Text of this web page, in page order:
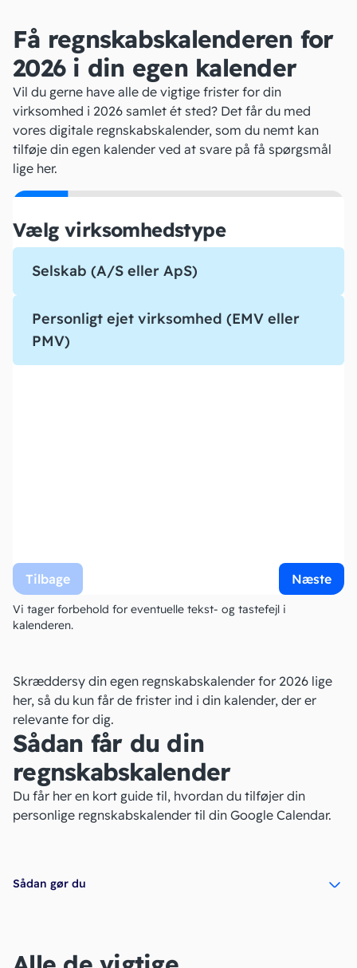
Få regnskabskalenderen for
2026 i din egen kalender
Vil du gerne have alle de vigtige frister for din
virksomhed i 2026 samlet ét sted? Det får du med
vores digitale regnskabskalender, som du nemt kan
tilføje din egen kalender ved at svare på få spørgsmål
lige her.
Vælg virksomhedstype
Selskab (A/S eller ApS)
Personligt ejet virksomhed (EMV eller
PMV)
Tilbage Næste
Vi tager forbehold for eventuelle tekst- og tastefejl i
kalenderen.
Skræddersy din egen regnskabskalender for 2026 lige
her, så du kun får de frister ind i din kalender, der er
relevante for dig.
Sådan får du din
regnskabskalender
Du får her en kort guide til, hvordan du tilføjer din
personlige regnskabskalender til din Google Calendar.
Sådan gør du